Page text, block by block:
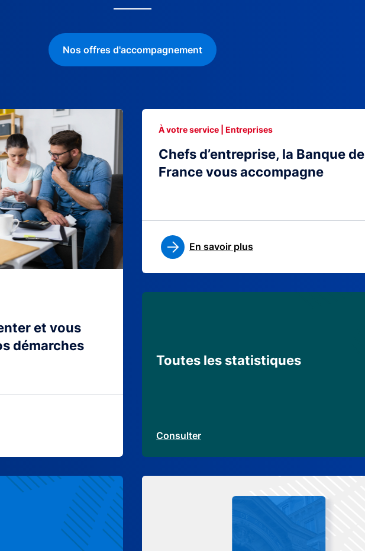
Nos offres d'accompagnement
et vous
démarches
Chefs d’entreprise, la Banque de
France vous accompagne
À votre service | Entreprises
En savoir plus
Toutes les statistiques
Consulter